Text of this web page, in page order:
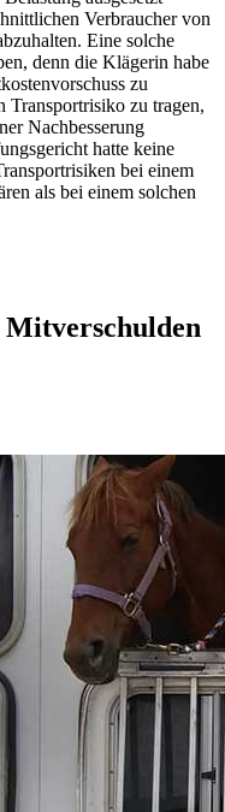
Verbraucher von
Eine solche
denn die Klägerin habe
zu
Transportrisiko zu tragen,
Nachbesserung
hatte keine
bei einem
als bei einem solchen
Mitverschulden